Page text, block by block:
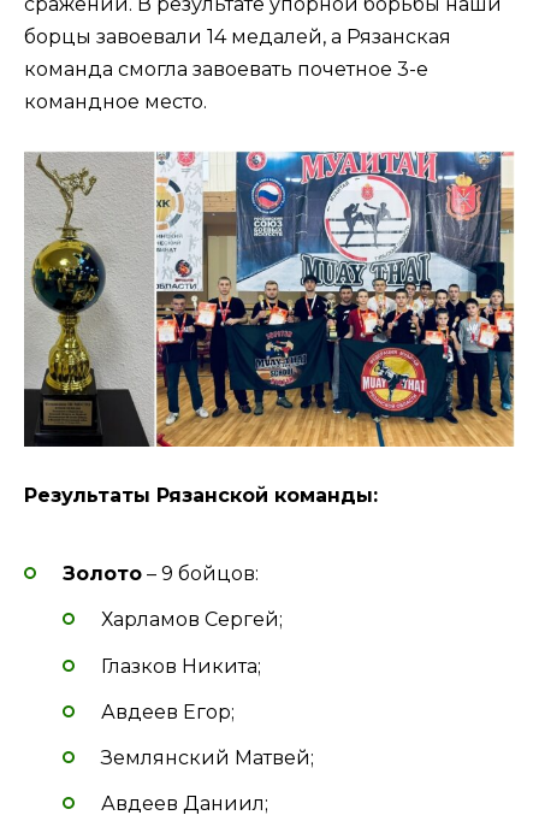
борцы завоевали 14 медалей, а Рязанская
команда смогла завоевать почетное 3-е
командное место.
Результаты Рязанской команды:
Золото – 9 бойцов:
Харламов Сергей;
Глазков Никита;
Авдеев Егор;
Землянский Матвей;
Авдеев Даниил;